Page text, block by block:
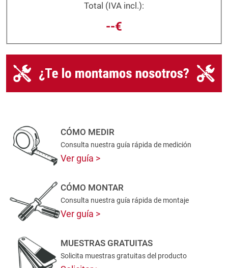
Total (IVA incl.):
--€
CÓMO MEDIR
Consulta nuestra guía rápida de medición
Ver guía
CÓMO MONTAR
Consulta nuestra guía rápida de montaje
Ver guía
MUESTRAS GRATUITAS
Solicita muestras gratuitas del producto